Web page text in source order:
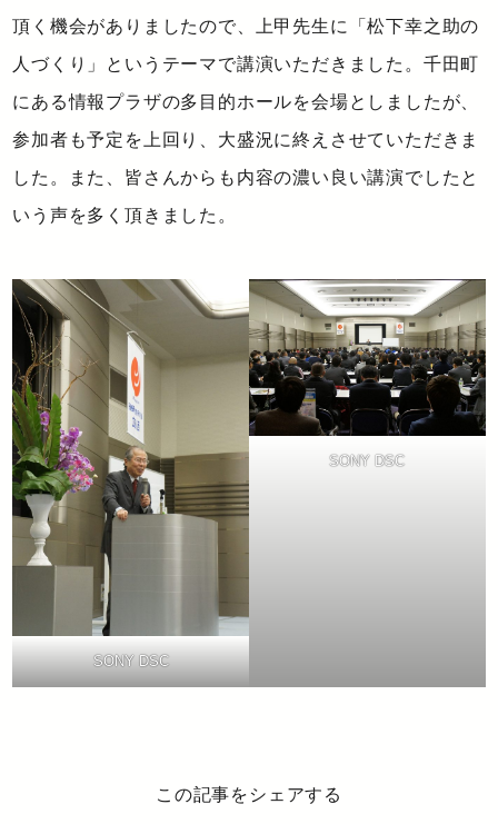
頂く機会がありましたので、上甲先生に「松下幸之助の
人づくり」というテーマで講演いただきました。千田町
にある情報プラザの多目的ホールを会場としましたが、
参加者も予定を上回り、大盛況に終えさせていただきま
した。また、皆さんからも内容の濃い良い講演でしたと
いう声を多く頂きました。
SONY DSC
SONY DSC
この記事をシェアする